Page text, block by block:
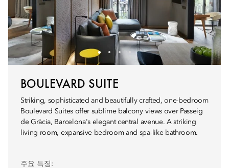
BOULEVARD SUITE
Striking, sophisticated and beautifully crafted, one-bedroom
Boulevard Suites offer sublime balcony views over Passeig
de Gràcia, Barcelona's elegant central avenue. A striking
living room, expansive bedroom and spa-like bathroom.
주요 특징: